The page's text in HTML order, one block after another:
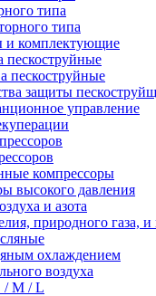
типа
типа
и комплектующие
пескоструйные
пескоструйные
защиты
управление
компрессоры
высокого давления
и азота
природного газа, и
охлаждением
воздуха
/ M / L